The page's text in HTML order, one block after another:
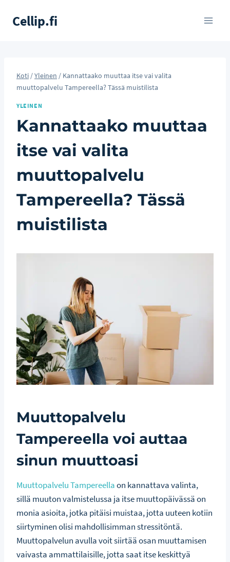
sisältöönCellip.fi
Koti /Yleinen / Kannattaako muuttaa itse vai valita
muuttopalvelu Tampereella? Tässä muistilista
YLEINEN
Kannattaako muuttaa
itse vai valita
muuttopalvelu
Tampereella? Tässä
muistilista
Muuttopalvelu
Tampereella voi auttaa
sinun muuttoasi
Muuttopalvelu Tampereellaon kannattava valinta,
sillä muuton valmistelussa ja itse muuttopäivässä on
monia asioita, jotka pitäisi muistaa, jotta uuteen kotiin
siirtyminen olisi mahdollisimman stressitöntä.
Muuttopalvelun avulla voit siirtää osan muuttamisen
vaivasta ammattilaisille, jotta saat itse keskittyä